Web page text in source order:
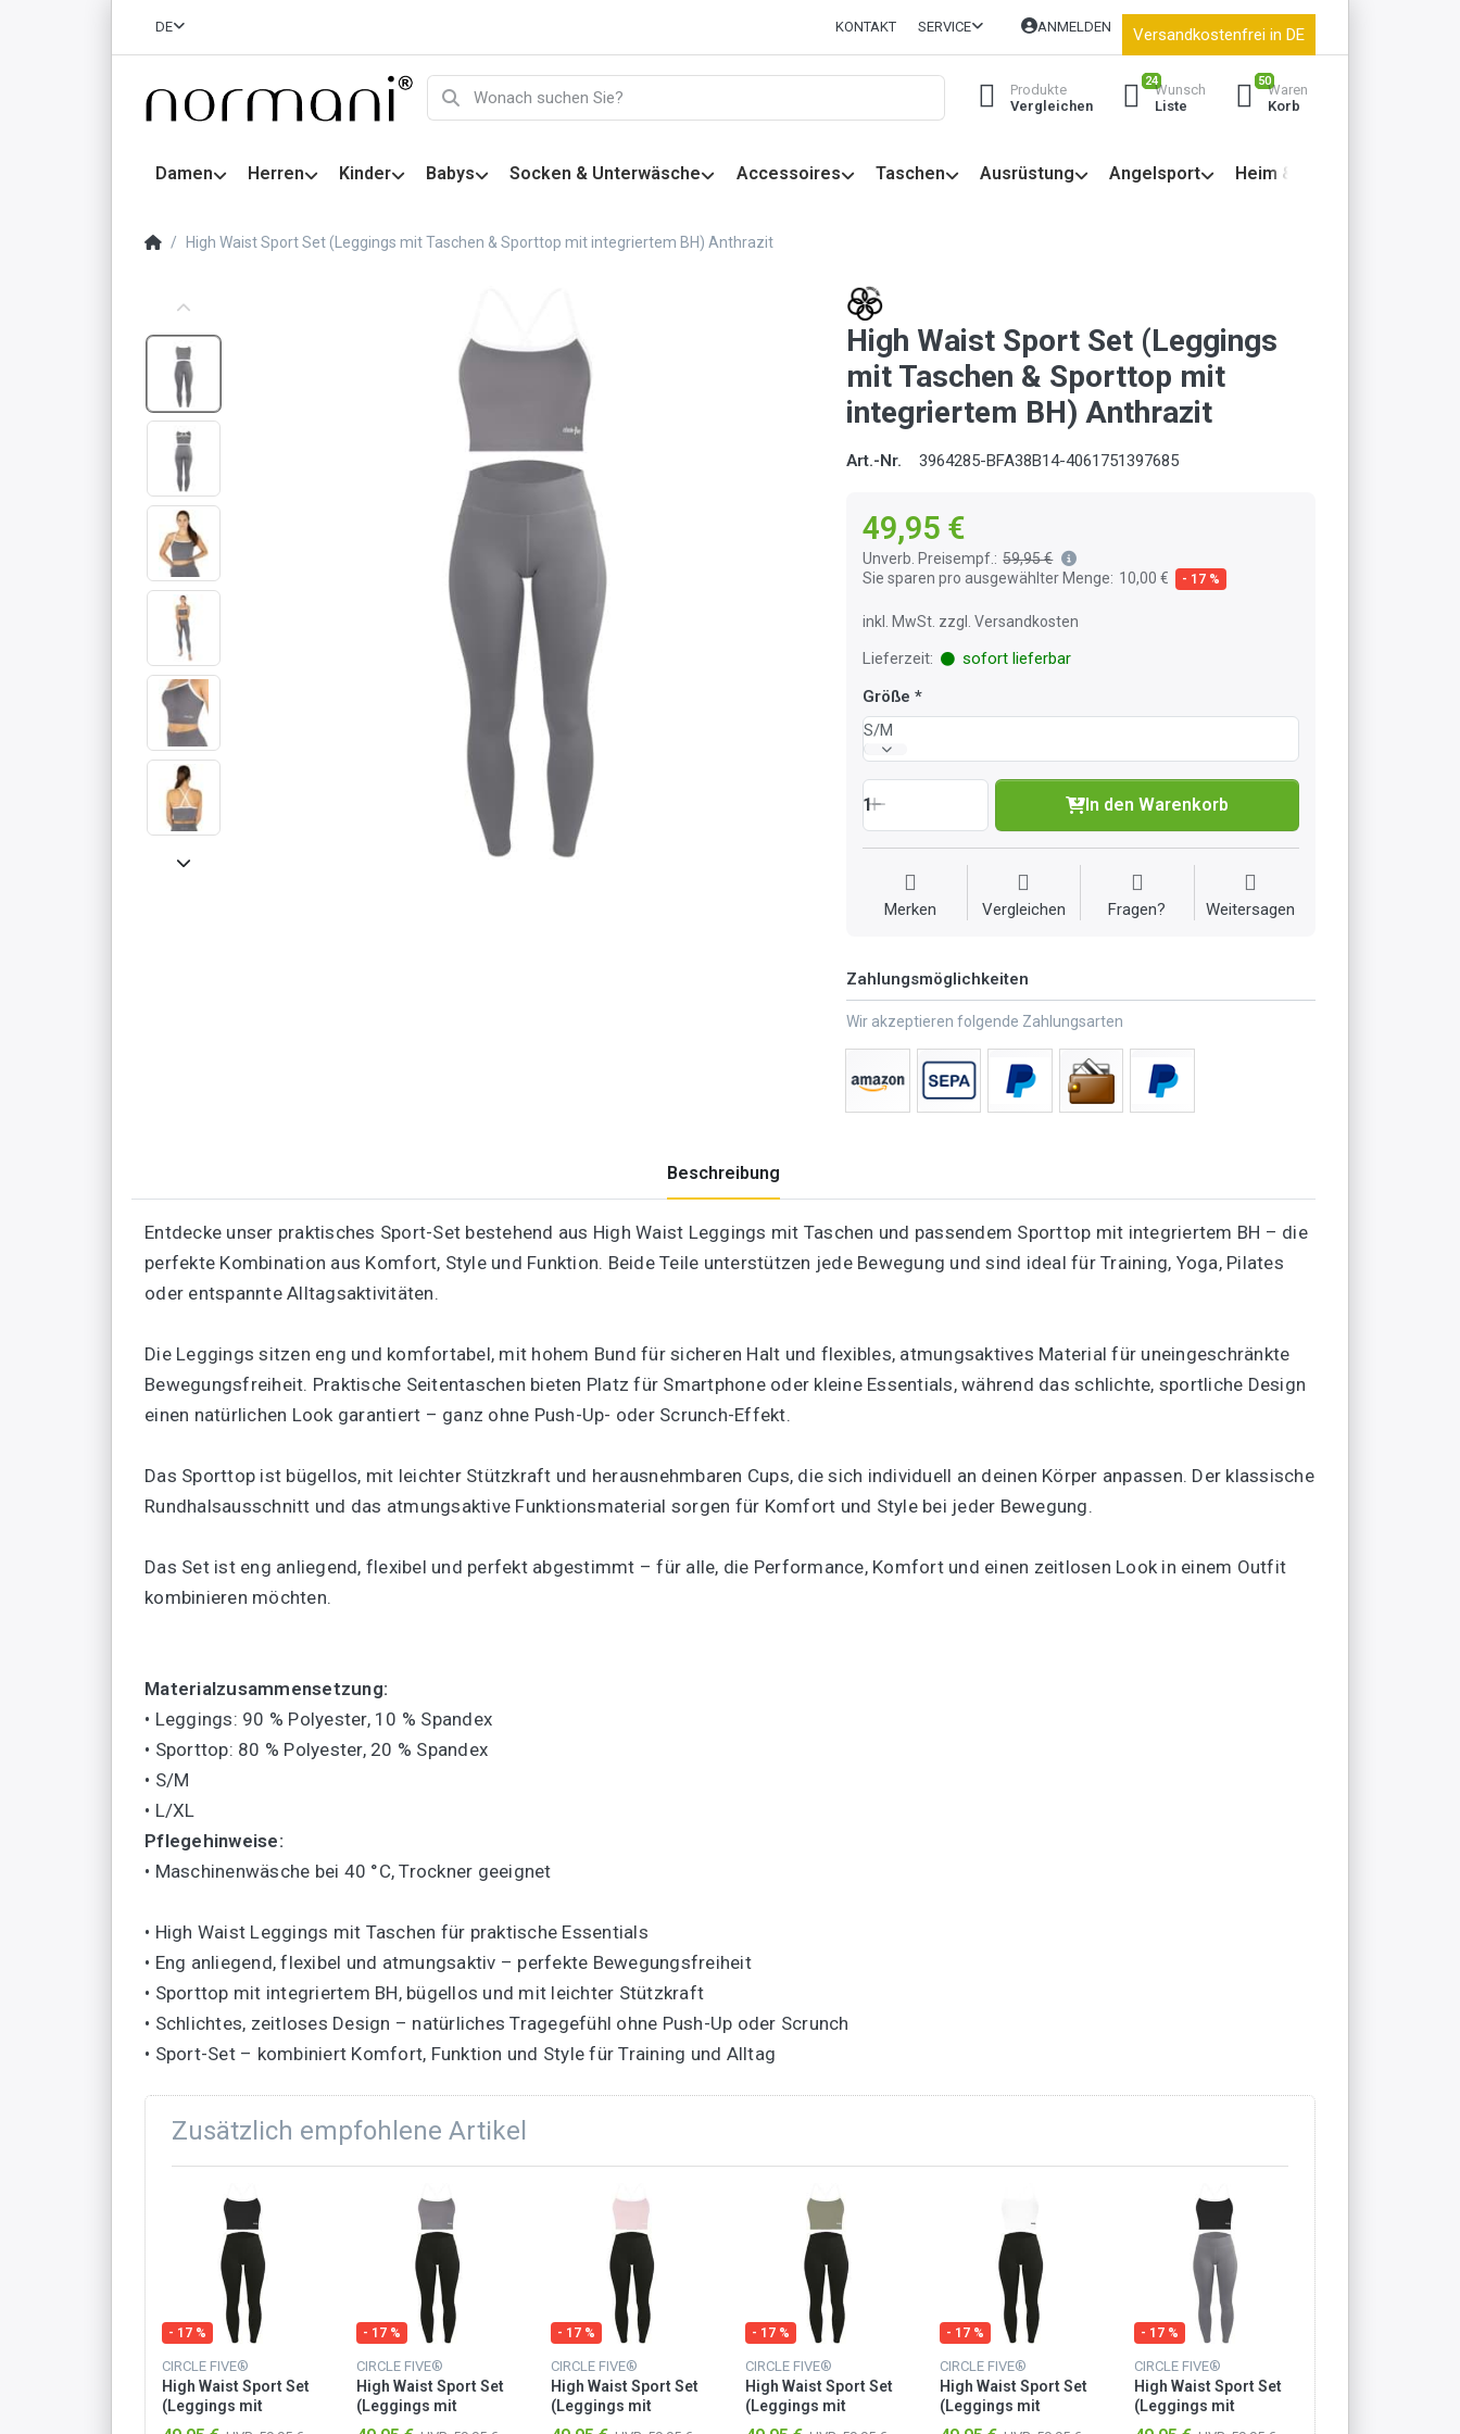
DE KONTAKT SERVICE ANMELDEN Versandkostenfrei in DE
Produkte
Vergleichen
24
Wunsch
Liste
50
Waren
Korb
Damen Herren Kinder Babys Socken & Unterwäsche Accessoires Taschen Ausrüstung Angelsport Heim & Garten
High Waist Sport Set (Leggings mit Taschen & Sporttop mit integriertem BH) Anthrazit
High Waist Sport Set (Leggings
mit Taschen & Sporttop mit
integriertem BH) Anthrazit
Art.-Nr. 3964285-BFA38B14-4061751397685
49,95 €
Unverb. Preisempf.: 59,95 €
Sie sparen pro ausgewählter Menge: 10,00 € - 17 %
inkl. MwSt. zzgl. Versandkosten
Lieferzeit:
sofort lieferbar
Größe
S/M
1 In den Warenkorb
Merken Vergleichen Fragen? Weitersagen
Zahlungsmöglichkeiten
Wir akzeptieren folgende Zahlungsarten
Beschreibung
Entdecke unser praktisches Sport-Set bestehend aus High Waist Leggings mit Taschen und passendem Sporttop mit integriertem BH – die
perfekte Kombination aus Komfort, Style und Funktion. Beide Teile unterstützen jede Bewegung und sind ideal für Training, Yoga, Pilates
oder entspannte Alltagsaktivitäten.
Die Leggings sitzen eng und komfortabel, mit hohem Bund für sicheren Halt und flexibles, atmungsaktives Material für uneingeschränkte
Bewegungsfreiheit. Praktische Seitentaschen bieten Platz für Smartphone oder kleine Essentials, während das schlichte, sportliche Design
einen natürlichen Look garantiert – ganz ohne Push-Up- oder Scrunch-Effekt.
Das Sporttop ist bügellos, mit leichter Stützkraft und herausnehmbaren Cups, die sich individuell an deinen Körper anpassen. Der klassische
Rundhalsausschnitt und das atmungsaktive Funktionsmaterial sorgen für Komfort und Style bei jeder Bewegung.
Das Set ist eng anliegend, flexibel und perfekt abgestimmt – für alle, die Performance, Komfort und einen zeitlosen Look in einem Outfit
kombinieren möchten.
Materialzusammensetzung:
• Leggings: 90 % Polyester, 10 % Spandex
• Sporttop: 80 % Polyester, 20 % Spandex
• S/M
• L/XL
Pflegehinweise:
• Maschinenwäsche bei 40 °C, Trockner geeignet
• High Waist Leggings mit Taschen für praktische Essentials
• Eng anliegend, flexibel und atmungsaktiv – perfekte Bewegungsfreiheit
• Sporttop mit integriertem BH, bügellos und mit leichter Stützkraft
• Schlichtes, zeitloses Design – natürliches Tragegefühl ohne Push-Up oder Scrunch
• Sport-Set – kombiniert Komfort, Funktion und Style für Training und Alltag
Zusätzlich empfohlene Artikel
- 17 %
CIRCLE FIVE®
High Waist Sport Set
(Leggings mit
Taschen & Sporttop
- 17 %
CIRCLE FIVE®
High Waist Sport Set
(Leggings mit
Taschen & Sporttop
- 17 %
CIRCLE FIVE®
High Waist Sport Set
(Leggings mit
Taschen & Sporttop
- 17 %
CIRCLE FIVE®
High Waist Sport Set
(Leggings mit
Taschen & Sporttop
- 17 %
CIRCLE FIVE®
High Waist Sport Set
(Leggings mit
Taschen & Sporttop
- 17 %
CIRCLE FIVE®
High Waist Sport Set
(Leggings mit
Taschen & Sporttop